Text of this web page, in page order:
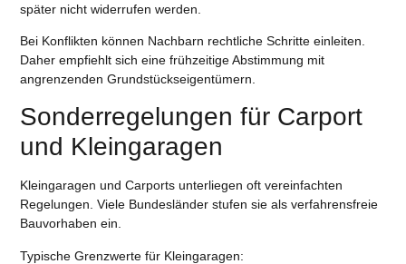
später nicht widerrufen werden.
Bei Konflikten können Nachbarn rechtliche Schritte einleiten.
Daher empfiehlt sich eine frühzeitige Abstimmung mit
angrenzenden Grundstückseigentümern.
Sonderregelungen für Carport
und Kleingaragen
Kleingaragen und Carports unterliegen oft vereinfachten
Regelungen. Viele Bundesländer stufen sie als verfahrensfreie
Bauvorhaben ein.
Typische Grenzwerte für Kleingaragen: